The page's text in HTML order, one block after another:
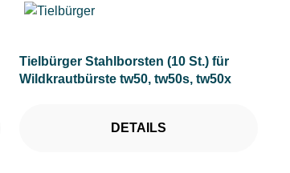
Tielbürger Stahlborsten (10 St.) für
Wildkrautbürste tw50, tw50s, tw50x
DETAILS